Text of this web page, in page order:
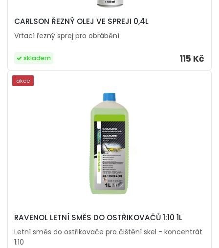
CARLSON ŘEZNÝ OLEJ VE SPREJI 0,4L
Vrtací řezný sprej pro obrábění
115 Kč
skladem
RAVENOL LETNÍ SMĚS DO OSTŘIKOVAČŮ 1:10 1L
Letní směs do ostřikovače pro čištění skel - koncentrát
1:10
akce